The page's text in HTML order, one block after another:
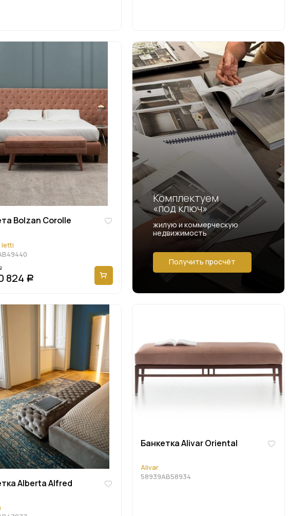
Bolzan Corolle
letti
824 Р
Комплектуем
«под ключ»
жилую и коммерческую
недвижимость
Получить просчёт
Alberta Alfred
Банкетка Alivar Oriental
Alivar
58939AB58934